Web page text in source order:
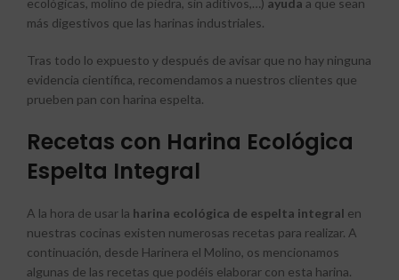
más digestivos que las harinas industriales.
Tras todo lo expuesto y después de avisar que no hay ninguna
evidencia científica, recomendamos a nuestros clientes que
prueben pan con harina espelta.
Recetas con Harina Ecológica
Espelta Integral
A la hora de usar la harina ecológica de espelta integral en
nuestras cocinas existen numerosas recetas para realizar. A
continuación, desde Harinera el Molino, os mencionamos
algunas de las recetas que podéis elaborar con esta harina.